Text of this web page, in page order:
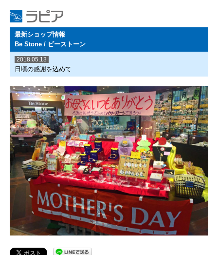
最新ショップ情報
Be Stone / ビーストーン
2018.05.13
日頃の感謝を込めて